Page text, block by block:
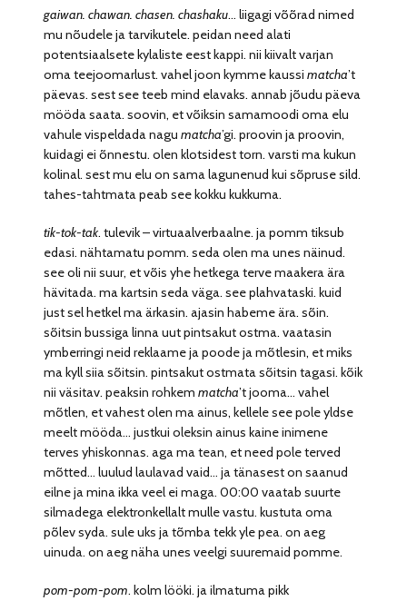
gaiwan. chawan. chasen. chashaku… liigagi võõrad nimed
mu nõudele ja tarvikutele. peidan need alati
potentsiaalsete kylaliste eest kappi. nii kiivalt varjan
oma teejoomarlust. vahel joon kymme kaussimatcha’t
päevas. sest see teeb mind elavaks. annab jõudu päeva
mööda saata. soovin, et võiksin samamoodi oma elu
vahule vispeldada nagumatcha’gi. proovin ja proovin,
kuidagi ei õnnestu. olen klotsidest torn. varsti ma kukun
kolinal. sest mu elu on sama lagunenud kui sõpruse sild.
tahes-tahtmata peab see kokku kukkuma.
tik-tok-tak. tulevik – virtuaalverbaalne. ja pomm tiksub
edasi. nähtamatu pomm. seda olen ma unes näinud.
see oli nii suur, et võis yhe hetkega terve maakera ära
hävitada. ma kartsin seda väga. see plahvataski. kuid
just sel hetkel ma ärkasin. ajasin habeme ära. sõin.
sõitsin bussiga linna uut pintsakut ostma. vaatasin
ymberringi neid reklaame ja poode ja mõtlesin, et miks
ma kyll siia sõitsin. pintsakut ostmata sõitsin tagasi. kõik
nii väsitav. peaksin rohkemmatcha’t jooma… vahel
mõtlen, et vahest olen ma ainus, kellele see pole yldse
meelt mööda… justkui oleksin ainus kaine inimene
terves yhiskonnas. aga ma tean, et need pole terved
mõtted… luulud laulavad vaid… ja tänasest on saanud
eilne ja mina ikka veel ei maga. 00:00 vaatab suurte
silmadega elektronkellalt mulle vastu. kustuta oma
põlev syda. sule uks ja tõmba tekk yle pea. on aeg
uinuda. on aeg näha unes veelgi suuremaid pomme.
pom-pom-pom. kolm lööki. ja ilmatuma pikk